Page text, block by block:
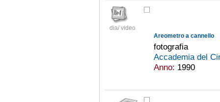
dia/ video
Areometro a cannello
fotografia
Accademia del
Anno: 1990